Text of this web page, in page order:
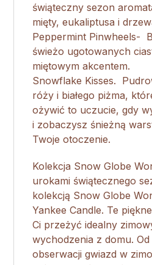
świąteczny sezon
mięty, eukaliptusa i
Peppermint Pinwheels-
świeżo ugotowanych
miętowym akcentem.
Snowflake Kisses.
róży i białego piżma,
ożywić to uczucie, gdy
i zobaczysz śnieżną
Twoje otoczenie.
Kolekcja Snow Globe
urokami świątecznego
kolekcją Snow Globe
Yankee Candle. Te
Ci przeżyć idealny
wychodzenia z domu.
obserwacji gwiazd w